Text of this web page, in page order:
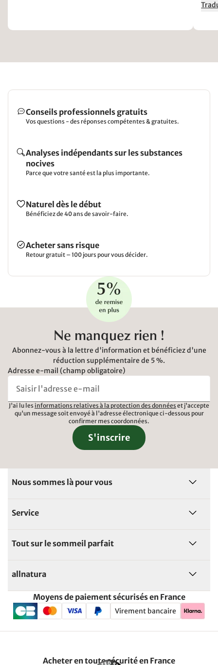
Conseils professionnels gratuits
Vos questions - des réponses compétentes & gratuites.
Analyses indépendants sur les substances
nocives
Parce que votre santé est la plus importante.
Naturel dès le début
Bénéficiez de 40 ans de savoir-faire.
Acheter sans risque
Retour gratuit – 100 jours pour vous décider.
Ne manquez rien !
Abonnez-vous à la lettre d'information et bénéficiez d'une
réduction supplémentaire de 5 %.
Adresse e-mail (champ obligatoire)
J'ai lu les informations relatives à la protection des données et j'accepte
qu'un message soit envoyé à l'adresse électronique ci-dessous pour
confirmer mes coordonnées.
S'inscrire
Nous sommes là pour vous
Service
Tout sur le sommeil parfait
allnatura
Moyens de paiement sécurisés en France
Virement bancaire
Acheter en toute sécurité en France